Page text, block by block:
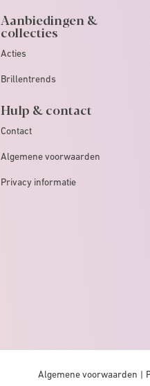
Aanbiedingen &
collecties
Acties
Brillentrends
Hulp & contact
Contact
Algemene voorwaarden
Privacy informatie
Algemene voorwaarden